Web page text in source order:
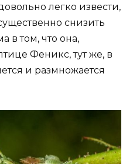
легко извести,
снизить
в том, что она,
Феникс, тут же, в
и размножается